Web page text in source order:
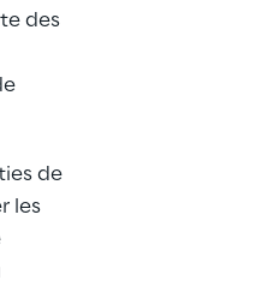
des
de
les